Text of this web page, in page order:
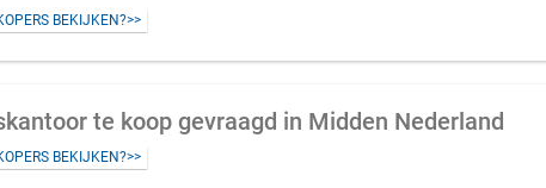
BEKIJKEN?>>
te koop gevraagd in Midden Nederland
BEKIJKEN?>>